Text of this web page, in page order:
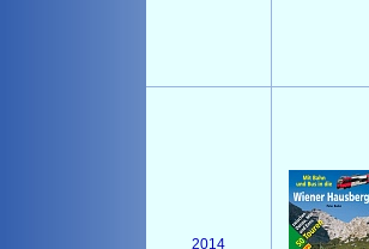
2014